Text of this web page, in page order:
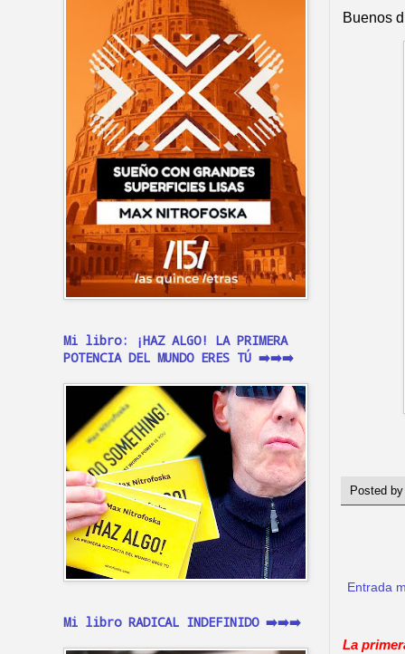
Buenos
Posted
Entrada
La
Mi libro: ¡HAZ ALGO! LA PRIMERA
POTENCIA DEL MUNDO ERES TÚ ➡️➡️➡️
Mi libro RADICAL INDEFINIDO ➡️➡️➡️